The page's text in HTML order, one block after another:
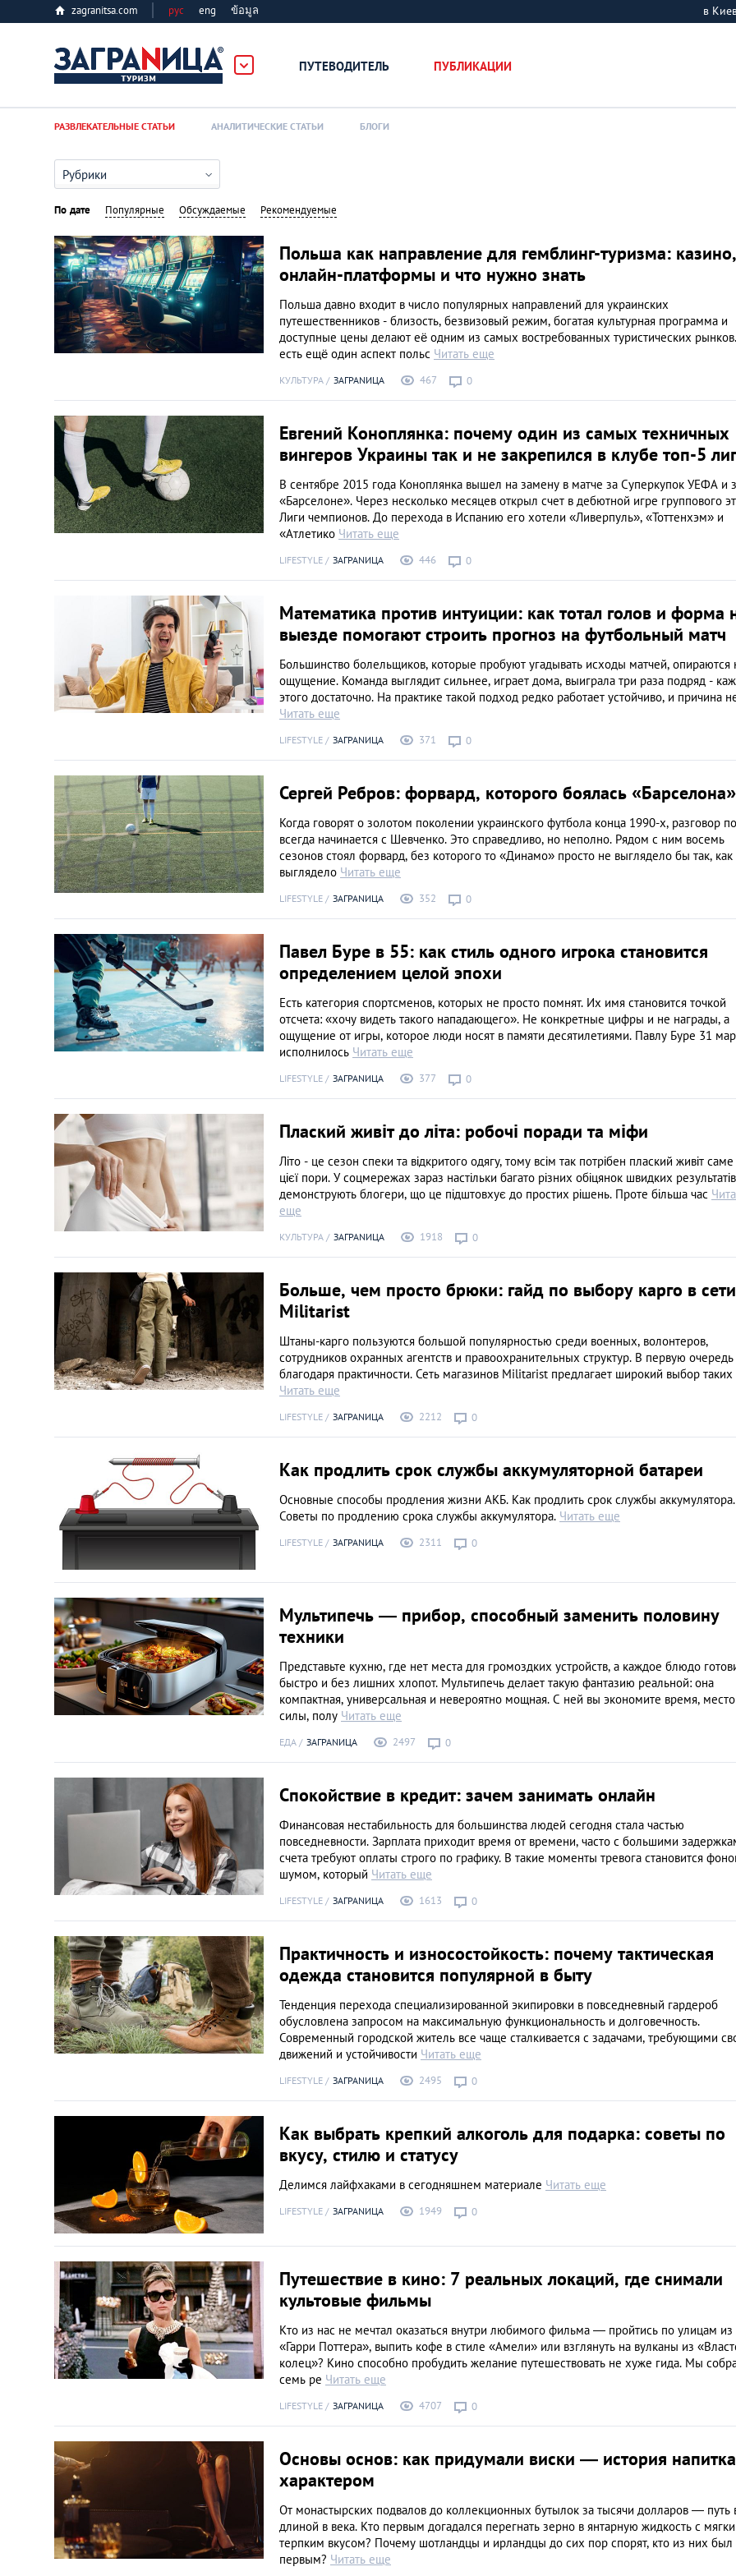
zagranitsa.com рус eng ข้อมูล в
ПУТЕВОДИТЕЛЬ ПУБЛИКАЦИИ
Алматы
Астана
Афины
Лондон
Лос-Анджелес
Москва
Паттайя
Пхукет
Санкт-Петербург
РАЗВЛЕКАТЕЛЬНЫЕ СТАТЬИ АНАЛИТИЧЕСКИЕ СТАТЬИ БЛОГИ
Рубрики
По дате Популярные Обсуждаемые Рекомендуемые
Польша как направление для гемблинг-туризма: казино,
онлайн-платформы и что нужно знать
Польша давно входит в число популярных направлений для украинских
путешественников - близость, безвизовый режим, богатая культурная программа и
доступные цены делают её одним из самых востребованных туристических
есть ещё один аспект польс Читать еще
КУЛЬТУРА ЗАГРАNИЦА 467 0
Евгений Коноплянка: почему один из самых техничных
вингеров Украины так и не закрепился в клубе топ-5
В сентябре 2015 года Коноплянка вышел на замену в матче за Суперкупок УЕФА и
«Барселоне». Через несколько месяцев открыл счет в дебютной игре группового
Лиги чемпионов. До перехода в Испанию его хотели «Ливерпуль», «Тоттенхэм» и
«Атлетико Читать еще
LIFESTYLE ЗАГРАNИЦА 446 0
Математика против интуиции: как тотал голов и форма
выезде помогают строить прогноз на футбольный матч
Большинство болельщиков, которые пробуют угадывать исходы матчей, опираются
ощущение. Команда выглядит сильнее, играет дома, выиграла три раза подряд -
этого достаточно. На практике такой подход редко работает устойчиво, и причина
Читать еще
LIFESTYLE ЗАГРАNИЦА 371 0
Сергей Ребров: форвард, которого боялась «Барселона»
Когда говорят о золотом поколении украинского футбола конца 1990-х, разговор
всегда начинается с Шевченко. Это справедливо, но неполно. Рядом с ним восемь
сезонов стоял форвард, без которого то «Динамо» просто не выглядело бы так, как
выглядело Читать еще
LIFESTYLE ЗАГРАNИЦА 352 0
Павел Буре в 55: как стиль одного игрока становится
определением целой эпохи
Есть категория спортсменов, которых не просто помнят. Их имя становится точкой
отсчета: «хочу видеть такого нападающего». Не конкретные цифры и не награды, а
ощущение от игры, которое люди носят в памяти десятилетиями. Павлу Буре 31
исполнилось Читать еще
LIFESTYLE ЗАГРАNИЦА 377 0
Плаский живіт до літа: робочі поради та міфи
Літо - це сезон спеки та відкритого одягу, тому всім так потрібен плаский живіт
цієї пори. У соцмережах зараз настільки багато різних обіцянок швидких
демонструють блогери, що це підштовхує до простих рішень. Проте більша час
еще
КУЛЬТУРА ЗАГРАNИЦА 1918 0
Больше, чем просто брюки: гайд по выбору карго в сети
Militarist
Штаны-карго пользуются большой популярностью среди военных, волонтеров,
сотрудников охранных агентств и правоохранительных структур. В первую очередь
благодаря практичности. Сеть магазинов Militarist предлагает широкий выбор
Читать еще
LIFESTYLE ЗАГРАNИЦА 2212 0
Как продлить срок службы аккумуляторной батареи
Основные способы продления жизни АКБ. Как продлить срок службы аккумулятора.
Советы по продлению срока службы аккумулятора. Читать еще
LIFESTYLE ЗАГРАNИЦА 2311 0
Мультипечь — прибор, способный заменить половину
техники
Представьте кухню, где нет места для громоздких устройств, а каждое блюдо
быстро и без лишних хлопот. Мультипечь делает такую фантазию реальной: она
компактная, универсальная и невероятно мощная. С ней вы экономите время,
силы, полу Читать еще
ЕДА ЗАГРАNИЦА 2497 0
Спокойствие в кредит: зачем занимать онлайн
Финансовая нестабильность для большинства людей сегодня стала частью
повседневности. Зарплата приходит время от времени, часто с большими
счета требуют оплаты строго по графику. В такие моменты тревога становится
шумом, который Читать еще
LIFESTYLE ЗАГРАNИЦА 1613 0
Практичность и износостойкость: почему тактическая
одежда становится популярной в быту
Тенденция перехода специализированной экипировки в повседневный гардероб
обусловлена запросом на максимальную функциональность и долговечность.
Современный городской житель все чаще сталкивается с задачами, требующими
движений и устойчивости Читать еще
LIFESTYLE ЗАГРАNИЦА 2495 0
Как выбрать крепкий алкоголь для подарка: советы по
вкусу, стилю и статусу
Делимся лайфхаками в сегодняшнем материале Читать еще
LIFESTYLE ЗАГРАNИЦА 1949 0
Путешествие в кино: 7 реальных локаций, где снимали
культовые фильмы
Кто из нас не мечтал оказаться внутри любимого фильма — пройтись по улицам из
«Гарри Поттера», выпить кофе в стиле «Амели» или взглянуть на вулканы из
колец»? Кино способно пробудить желание путешествовать не хуже гида. Мы
семь ре Читать еще
LIFESTYLE ЗАГРАNИЦА 4707 0
Основы основ: как придумали виски — история
характером
От монастырских подвалов до коллекционных бутылок за тысячи долларов — путь
длиной в века. Кто первым догадался перегнать зерно в янтарную жидкость с
терпким вкусом? Почему шотландцы и ирландцы до сих пор спорят, кто из них был
первым? Читать еще
ТОП-10 самых
красивых